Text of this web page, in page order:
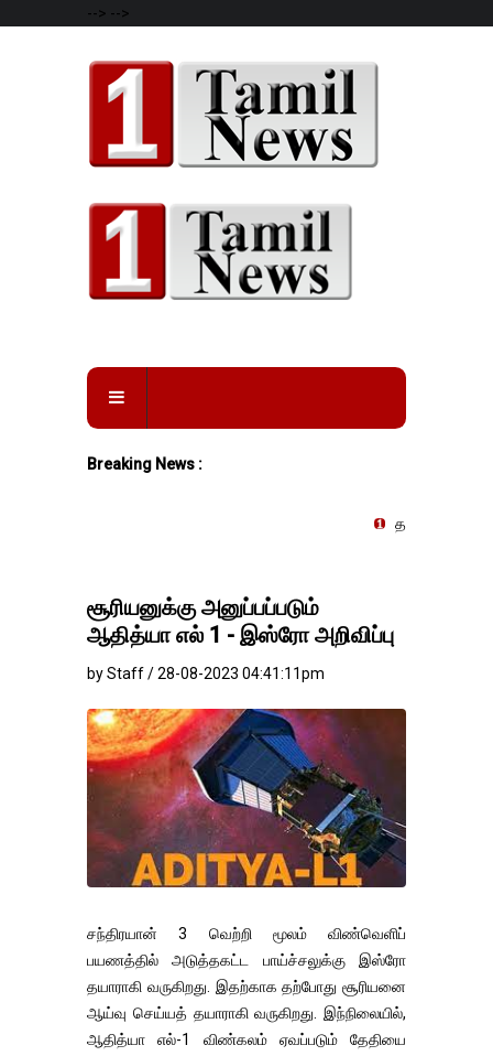
--> -->
Breaking News :
தங்கம்-வெள்ளி விலை
சூரியனுக்கு அனுப்பப்படும்
ஆதித்யா எல் 1 - இஸ்ரோ அறிவிப்பு
by Staff / 28-08-2023 04:41:11pm
சந்திரயான் 3 வெற்றி மூலம் விண்வெளிப்
பயணத்தில் அடுத்தகட்ட பாய்ச்சலுக்கு இஸ்ரோ
தயாராகி வருகிறது. இதற்காக தற்போது சூரியனை
ஆய்வு செய்யத் தயாராகி வருகிறது. இந்நிலையில்,
ஆதித்யா எல்-1 விண்கலம் ஏவப்படும் தேதியை